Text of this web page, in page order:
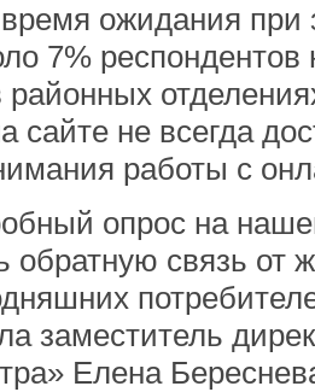
ожидания при
7% респондентов
районных
сайте не всегда
работы с
опрос на
обратную связь от
заместитель
Елена